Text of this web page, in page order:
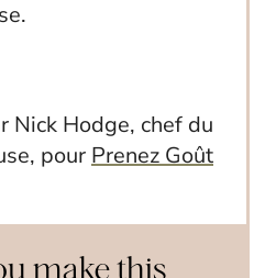
Nick Hodge, chef du
pourPrenez Goût
make this